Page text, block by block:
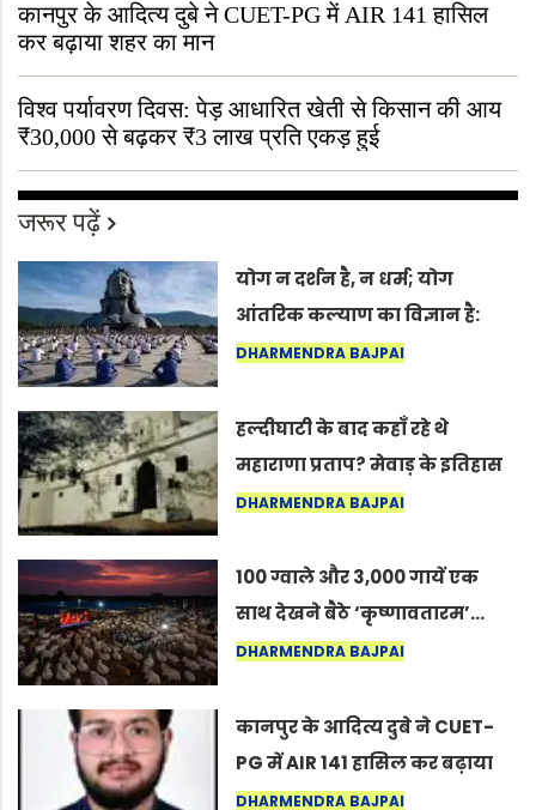
कानपुर के आदित्य दुबे ने CUET-PG में AIR 141 हासिल
कर बढ़ाया शहर का मान
विश्व पर्यावरण दिवस: पेड़ आधारित खेती से किसान की आय
₹30,000 से बढ़कर ₹3 लाख प्रति एकड़ हुई
जरूर पढ़ें
योग न दर्शन है, न धर्म; योग
आंतरिक कल्याण का विज्ञान है:
अंतरराष्ट्रीय योग दिवस 2026 पर
DHARMENDRA BAJPAI
हल्दीघाटी के बाद कहाँ रहे थे
महाराणा प्रताप? मेवाड़ के इतिहास
का वह अनकहा अध्याय जो आज भी
DHARMENDRA BAJPAI
100 ग्वाले और 3,000 गायें एक
साथ देखने बैठे ‘कृष्णावतारम’…
नागपुर में दिखा ऐसा नज़ारा कि
कर सकते हैं”
DHARMENDRA BAJPAI
कानपुर के आदित्य दुबे ने CUET-
PG में AIR 141 हासिल कर बढ़ाया
शहर का मान
DHARMENDRA BAJPAI